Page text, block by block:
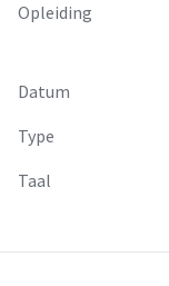
Opleiding
Datum
Type
Taal